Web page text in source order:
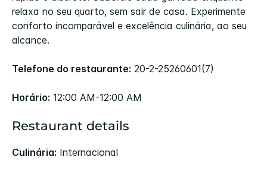
relaxa no seu quarto, sem sair de casa. Experimente
conforto incomparável e excelência culinária, ao seu
alcance.
Telefone do restaurante: 20-2-25260601(7)
Horário: 12:00 AM-12:00 AM
Restaurant details
Culinária: Internacional